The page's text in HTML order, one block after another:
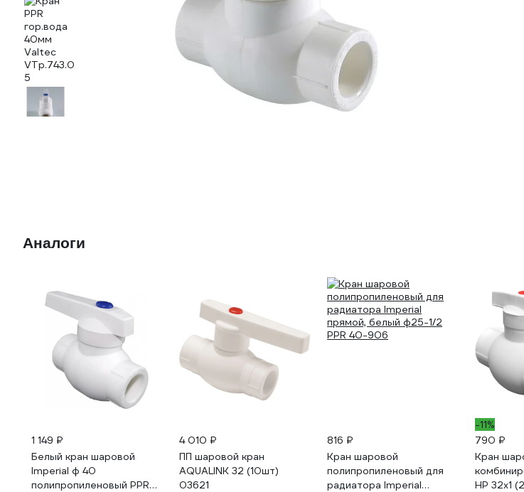
Аналоги
1 149 ₽
Белый кран шаровой
Imperial ф 40
полипропиленовый PPR
4 010 ₽
ПП шаровой кран
AQUALINK 32 (10шт)
03621
816 ₽
Кран шаровой
полипропиленовый для
радиатора Imperial
-11%
790 ₽
Кран
НР 32x1